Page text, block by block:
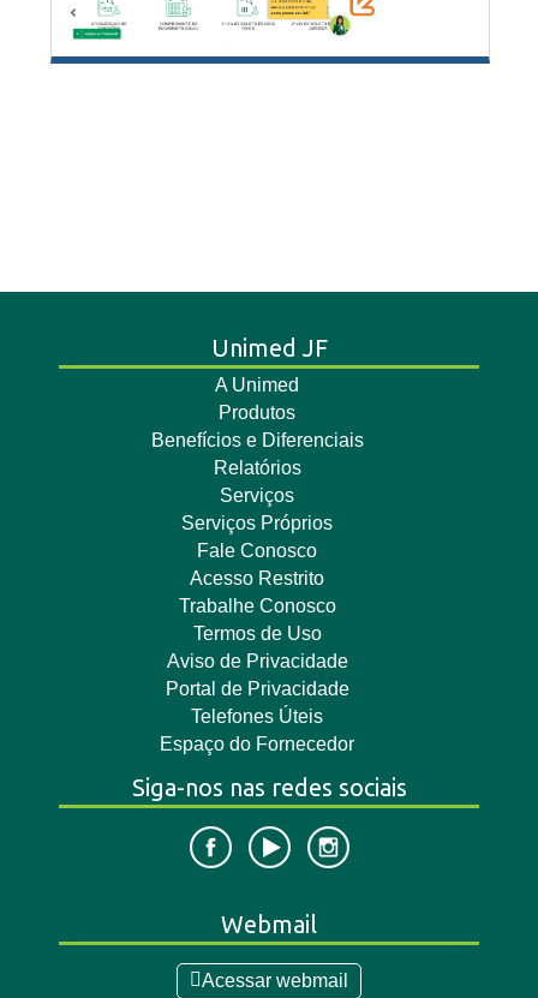
Unimed JF
A Unimed
Produtos
Benefícios e Diferenciais
Relatórios
Serviços
Serviços Próprios
Fale Conosco
Acesso Restrito
Trabalhe Conosco
Termos de Uso
Aviso de Privacidade
Portal de Privacidade
Telefones Úteis
Espaço do Fornecedor
Siga-nos nas redes sociais
Webmail
Acessar webmail